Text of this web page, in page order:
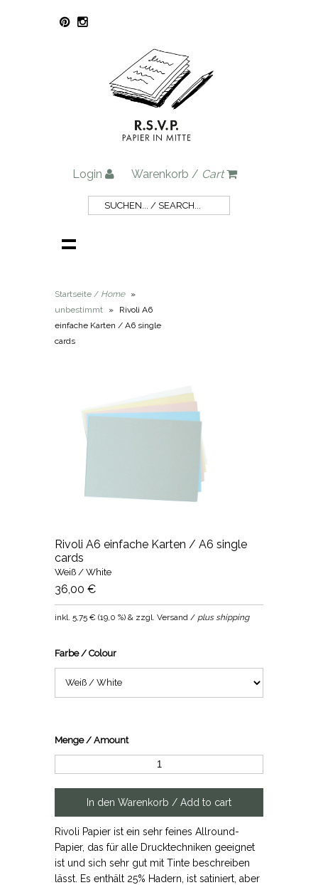
Login Warenkorb / Cart
Startseite / Home
»
unbestimmt
»
Rivoli A6
einfache Karten / A6 single
cards
Rivoli A6 einfache Karten / A6 single
cards
Weiß / White
36,00 €
inkl.5,75 € (19,0 %) & zzgl. Versand / plus shipping
Farbe / Colour
Menge / Amount
Rivoli Papier ist ein sehr feines Allround-
Papier, das für alle Drucktechniken geeignet
ist und sich sehr gut mit Tinte beschreiben
lässt. Es enthält 25% Hadern, ist satiniert, aber